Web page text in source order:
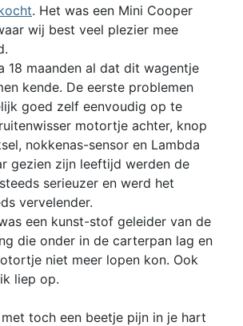
. Het was een Mini Cooper
wij best veel plezier mee
18 maanden al dat dit wagentje
kende. De eerste problemen
goed zelf eenvoudig op te
motortje achter, knop
nokkenas-sensor en Lambda
gezien zijn leeftijd werden de
serieuzer en werd het
vervelender.
een kunst-stof geleider van de
die onder in de carterpan lag en
niet meer lopen kon. Ook
liep op.
toch een beetje pijn in je hart